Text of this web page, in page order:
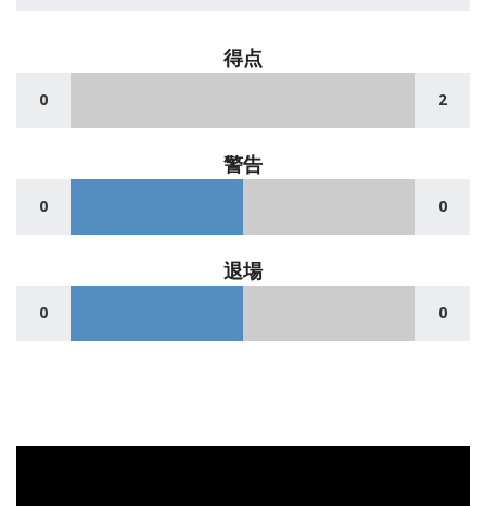
得点
0 2
警告
0 0
退場
0 0